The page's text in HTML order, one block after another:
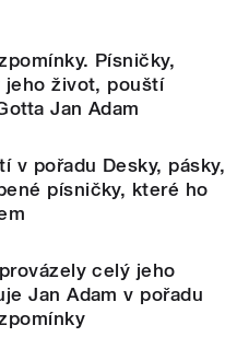
Písničky,
jeho život, pouští
Jan Adam
v pořadu Desky, pásky,
písničky, které ho
celý jeho
Jan Adam v pořadu